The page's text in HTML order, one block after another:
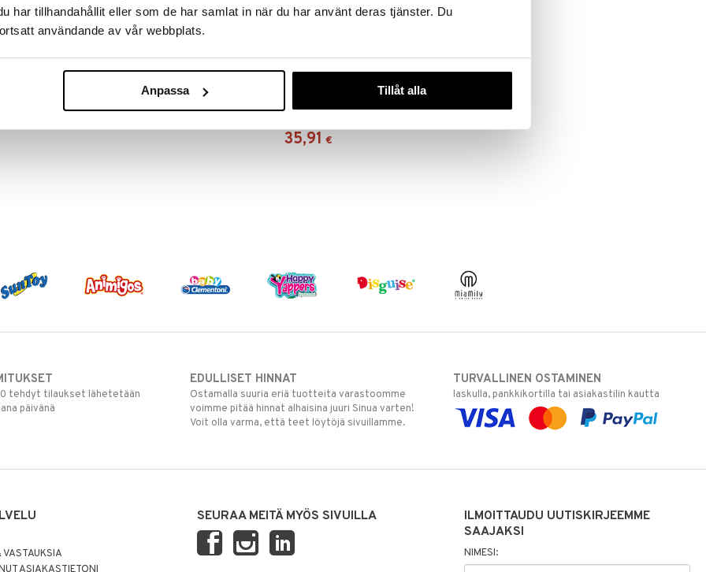
har tillhandahållit eller som de har samlat in när du har använt deras tjänster. Du
användande av vår webbplats.
Anpassa Tillåt alla
Happy Friend Lotta -
35,91 €
tehdyt tilaukset lähetetään
päivänä
EDULLISET HINNAT
Ostamalla suuria eriä tuotteita varastoomme
voimme pitää hinnat alhaisina juuri Sinua varten!
Voit olla varma, että teet löytöjä sivuillamme.
TURVALLINEN OSTAMINEN
laskulla, pankkikortilla tai asiakastilin kautta
SEURAA MEITÄ MYÖS SIVUILLA
ILMOITTAUDU UUTISKIRJEEMME
SAAJAKSI
NIMESI: